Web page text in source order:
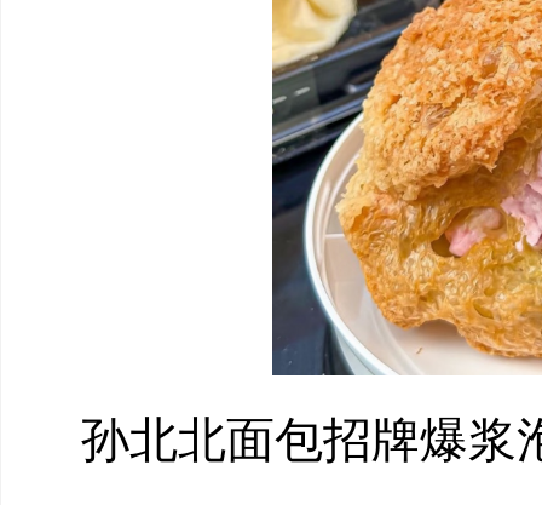
孙北北面包招牌爆浆